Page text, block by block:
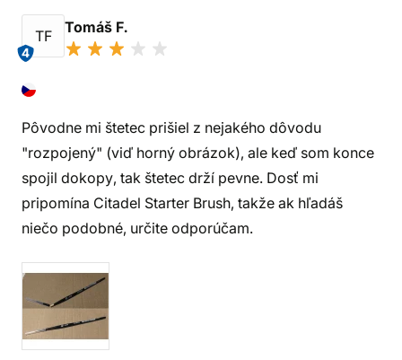
TF
4
Tomáš F.
Pôvodne mi štetec prišiel z nejakého dôvodu
"rozpojený" (viď horný obrázok), ale keď som konce
spojil dokopy, tak štetec drží pevne. Dosť mi
pripomína Citadel Starter Brush, takže ak hľadáš
niečo podobné, určite odporúčam.